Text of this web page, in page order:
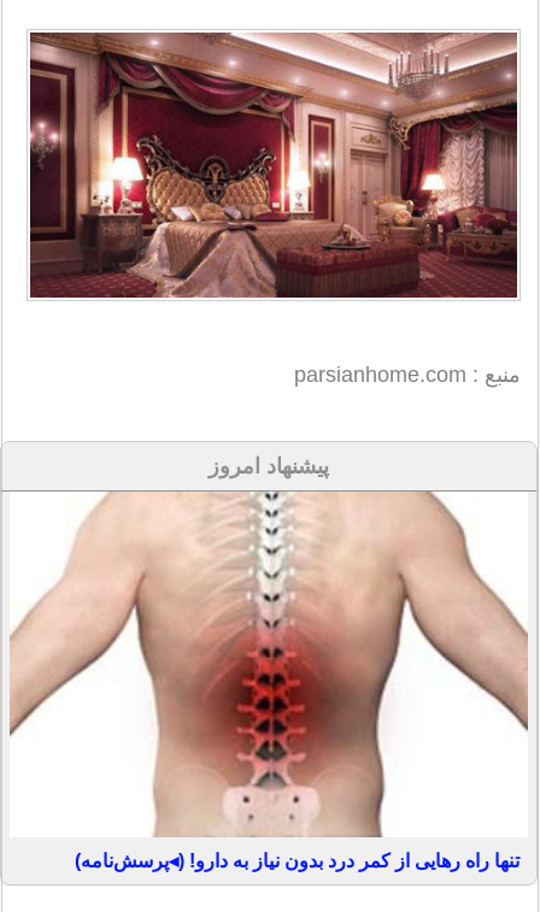
منبع : parsianhome.com
پیشنهاد امروز
تنها راه رهایی از کمر درد بدون نیاز به دارو! (◂پرسش‌نامه)